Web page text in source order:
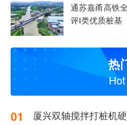
通苏嘉甬高铁
评Ⅰ类优质桩基
热
01 厦兴双轴搅拌打桩机